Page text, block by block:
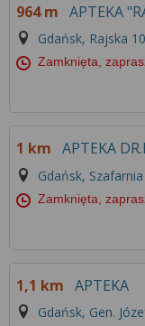
964 m APTEKA
Gdańsk, Rajska 10
Zamknięta,
1 km APTEKA
Gdańsk, Szafarnia
Zamknięta,
1,1 km APTEKA
Gdańsk, Gen.